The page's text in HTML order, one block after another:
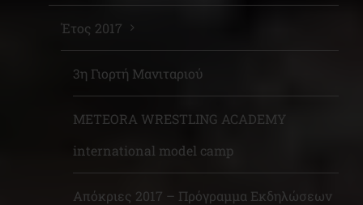
Έτος 2017
3η Γιορτή Μανιταριού
METEORA WRESTLING ACADEMY
international model camp
Απόκριες 2017 – Πρόγραμμα Εκδηλώσεων